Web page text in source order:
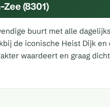
(8301)
buurt met alle
de iconische Heist Dijk
waardeert en graag